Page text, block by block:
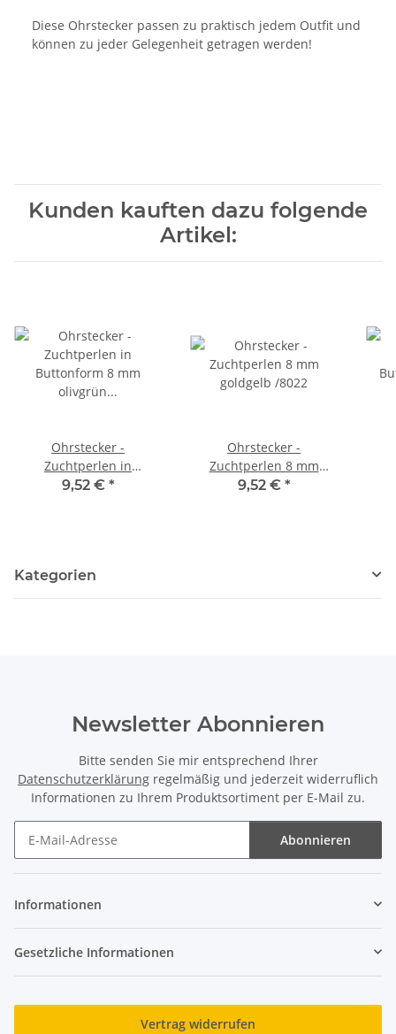
Diese Ohrstecker passen zu praktisch jedem Outfit und
können zu jeder Gelegenheit getragen werden!
Kunden kauften dazu folgende
Artikel:
Ohrstecker -
Zuchtperlen in
Buttonform 8 mm
9,52 € *
Ohrstecker -
Zuchtperlen 8 mm
goldgelb /8022
9,52 € *
Kategorien
Newsletter Abonnieren
Bitte senden Sie mir entsprechend Ihrer
Datenschutzerklärung regelmäßig und jederzeit widerruflich
Informationen zu Ihrem Produktsortiment per E-Mail zu.
Abonnieren
Informationen
Gesetzliche Informationen
Vertrag widerrufen